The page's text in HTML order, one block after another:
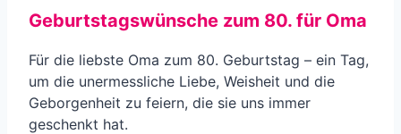
Geburtstagswünsche zum 80. für Oma
Für die liebste Oma zum 80. Geburtstag – ein Tag,
um die unermessliche Liebe, Weisheit und die
Geborgenheit zu feiern, die sie uns immer
geschenkt hat.